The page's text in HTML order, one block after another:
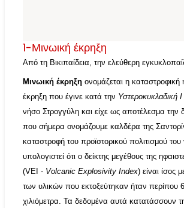
1-Μινωική έκρηξη
Από τη Βικιπαίδεια, την ελεύθερη
Μινωική έκρηξη ονομάζεται η καταστροφική
έκρηξη που έγινε κατά την Υστεροκυκλαδική
νήσο Στρογγύλη και είχε ως αποτέλεσμα την
που σήμερα ονομάζουμε καλδέρα της
καταστροφή του προϊστορικού πολιτισμού του
υπολογιστεί ότι ο δείκτης μεγέθους της
(VEI - Volcanic Explosivity Index) είναι ίσος
των υλικών που εκτοξεύτηκαν ήταν περίπου
χιλιόμετρα. Τα δεδομένα αυτά κατατάσσουν